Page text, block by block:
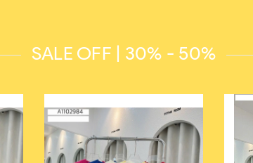
SALE OFF | 30% - 50%